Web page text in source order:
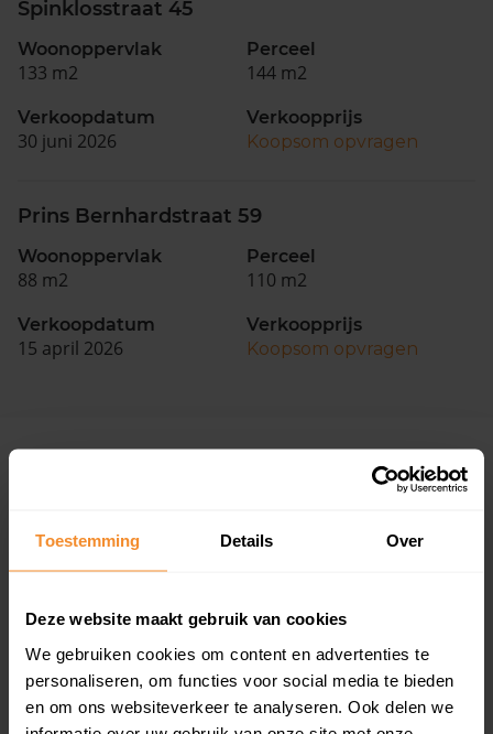
Toestemming Details Over
Deze website maakt gebruik van cookies
We gebruiken cookies om content en advertenties te
personaliseren, om functies voor social media te bieden
en om ons websiteverkeer te analyseren. Ook delen we
Spinklosstraat 45
Woonoppervlak
133 m2
Perceel
144 m2
Verkoopdatum
30 juni 2026
Verkoopprijs
Koopsom opvragen
Prins Bernhardstraat 59
Woonoppervlak
88 m2
Perceel
110 m2
Verkoopdatum
15 april 2026
Verkoopprijs
Koopsom opvragen
63%
Koopwoningen
38%
Huurwoningen